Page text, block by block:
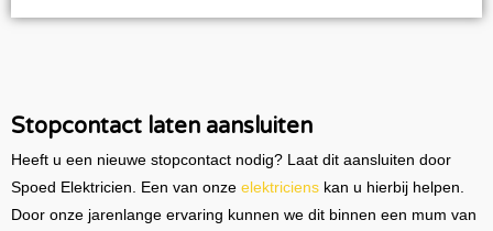
Stopcontact laten aansluiten
Heeft u een nieuwe stopcontact nodig? Laat dit aansluiten door
Spoed Elektricien. Een van onze elektriciens kan u hierbij helpen.
Door onze jarenlange ervaring kunnen we dit binnen een mum van